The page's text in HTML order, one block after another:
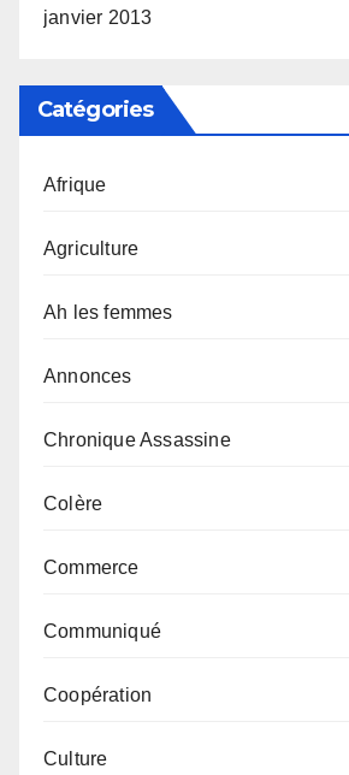
janvier 2013
Catégories
Afrique
Agriculture
Ah les femmes
Annonces
Chronique Assassine
Colère
Commerce
Communiqué
Coopération
Culture